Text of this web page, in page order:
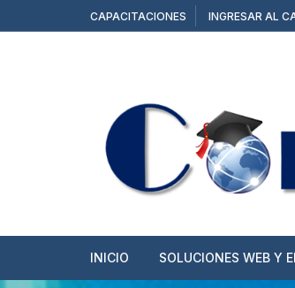
CAPACITACIONES INGRESAR AL
INICIO SOLUCIONES WEB Y